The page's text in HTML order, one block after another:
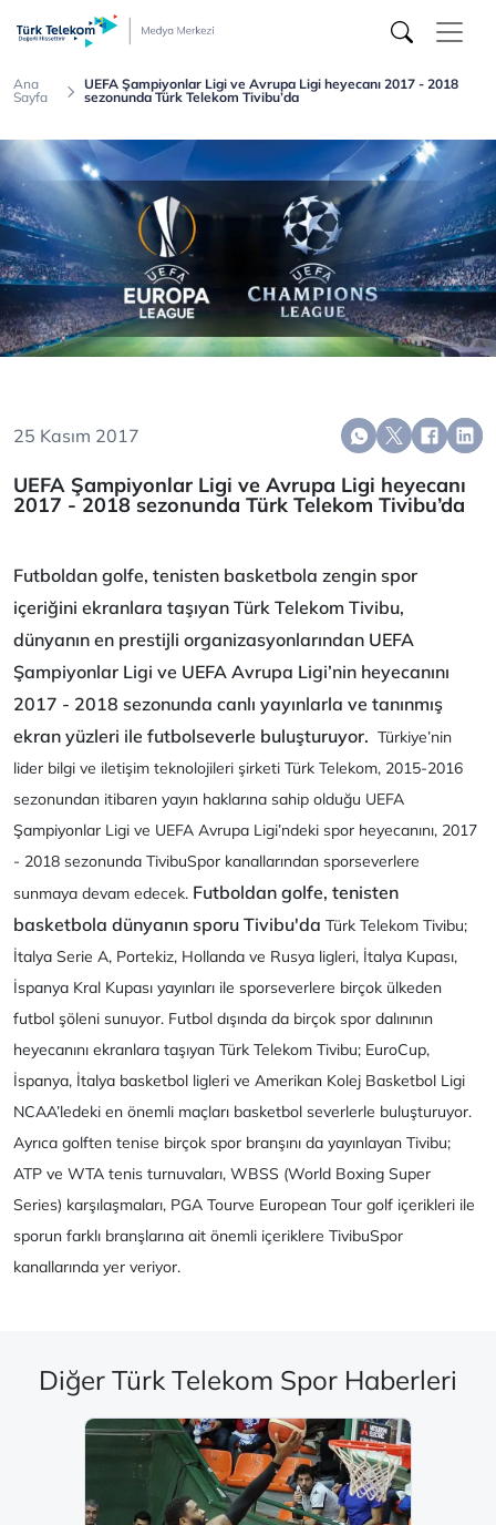
Telekom
Medya
Ana
Sayfa
UEFA Şampiyonlar Ligi ve Avrupa Ligi heyecanı 2017 - 2018
sezonunda Türk Telekom Tivibu’da
25 Kasım 2017
UEFA Şampiyonlar Ligi ve Avrupa Ligi heyecanı
2017 - 2018 sezonunda Türk Telekom Tivibu’da
Futboldan golfe, tenisten basketbola zengin spor
içeriğini ekranlara taşıyan Türk Telekom Tivibu,
dünyanın en prestijli organizasyonlarından UEFA
Şampiyonlar Ligi ve UEFA Avrupa Ligi’nin heyecanını
2017 - 2018 sezonunda canlı yayınlarla ve tanınmış
ekran yüzleri ile futbolseverle buluşturuyor. Türkiye’nin
lider bilgi ve iletişim teknolojileri şirketi Türk Telekom, 2015-2016
sezonundan itibaren yayın haklarına sahip olduğu UEFA
Şampiyonlar Ligi ve UEFA Avrupa Ligi’ndeki spor heyecanını, 2017
- 2018 sezonunda TivibuSpor kanallarından sporseverlere
sunmaya devam edecek. Futboldan golfe, tenisten
basketbola dünyanın sporu Tivibu'da Türk Telekom Tivibu;
İtalya Serie A, Portekiz, Hollanda ve Rusya ligleri, İtalya Kupası,
İspanya Kral Kupası yayınları ile sporseverlere birçok ülkeden
futbol şöleni sunuyor. Futbol dışında da birçok spor dalınının
heyecanını ekranlara taşıyan Türk Telekom Tivibu; EuroCup,
İspanya, İtalya basketbol ligleri ve Amerikan Kolej Basketbol Ligi
NCAA’ledeki en önemli maçları basketbol severlerle buluşturuyor.
Ayrıca golften tenise birçok spor branşını da yayınlayan Tivibu;
ATP ve WTA tenis turnuvaları, WBSS (World Boxing Super
Series) karşılaşmaları, PGA Tourve European Tour golf içerikleri ile
sporun farklı branşlarına ait önemli içeriklere TivibuSpor
kanallarında yer veriyor.
Diğer Türk Telekom Spor Haberleri